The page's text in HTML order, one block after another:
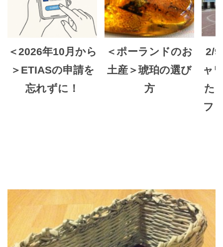
＜2026年10月から
＞ETIASの申請を
忘れずに！
＜ポーランドのお
土産＞琥珀の選び
方
2/
ャ
た
フ